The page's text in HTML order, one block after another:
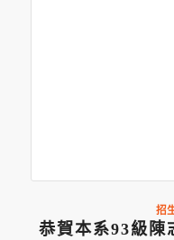
招
恭賀本系93級陳